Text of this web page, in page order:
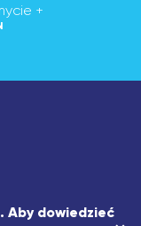
+
Aby dowiedzieć